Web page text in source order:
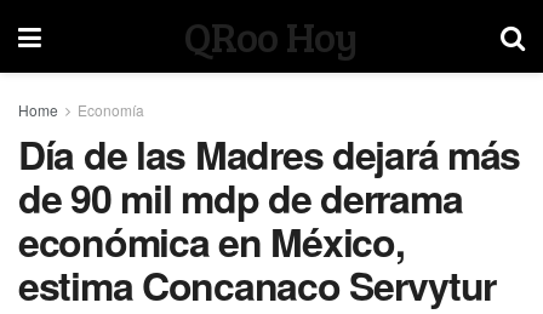
QRoo Hoy
Home Economía
Día de las Madres dejará más
de 90 mil mdp de derrama
económica en México,
estima Concanaco Servytur